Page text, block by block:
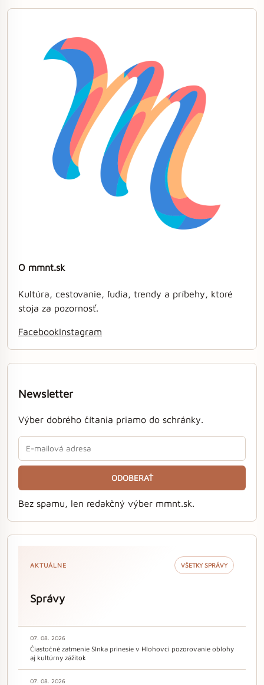
O mmnt.sk
Kultúra, cestovanie, ľudia, trendy a príbehy, ktoré
stoja za pozornosť.
FacebookInstagram
Newsletter
Výber dobrého čítania priamo do schránky.
ODOBERAŤ
Bez spamu, len redakčný výber mmnt.sk.
AKTUÁLNE VŠETKY SPRÁVY
Správy
07. 08. 2026
Čiastočné zatmenie Slnka prinesie v Hlohovci pozorovanie oblohy
aj kultúrny zážitok
07. 08. 2026